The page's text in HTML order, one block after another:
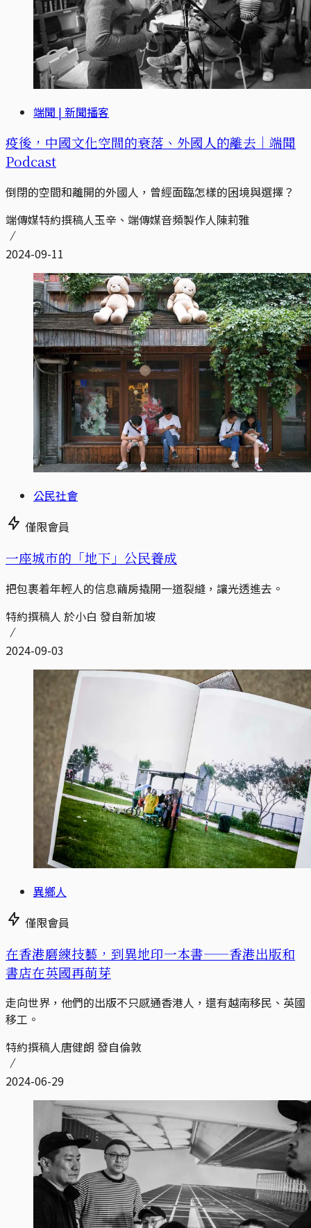
端聞 | 新聞播客
疫後，中國文化空間的衰落、外國人的離去｜端聞
Podcast
倒閉的空間和離開的外國人，曾經面臨怎樣的困境與選擇？
端傳媒特約撰稿人玉辛、端傳媒音頻製作人陳莉雅
2024-09-11
公民社會
僅限會員
一座城市的「地下」公民養成
把包裹着年輕人的信息繭房撬開一道裂縫，讓光透進去。
特約撰稿人 於小白 發自新加坡
2024-09-03
異鄉人
僅限會員
在香港磨練技藝，到異地印一本書——香港出版和
書店在英國再萌芽
走向世界，他們的出版不只感通香港人，還有越南移民、英國
移工。
特約撰稿人唐健朗 發自倫敦
2024-06-29